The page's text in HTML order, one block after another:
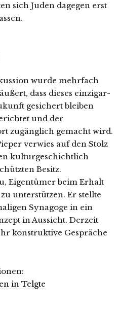
sich Juden dage­gen erst
wur­de mehr­fach
dass die­ses ein­zig­ar­
gesi­chert blei­ben
und der
zugäng­lich gemacht wird.
ver­wies auf den Stolz
kul­tur­ge­schicht­lich
Besitz.
Eigentümer beim Erhalt
unter­stüt­zen. Er stell­te
Synagoge in ein
in Aussicht. Derzeit
kon­struk­ti­ve Gespräche
in Telgte